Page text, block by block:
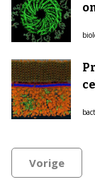
Vorige